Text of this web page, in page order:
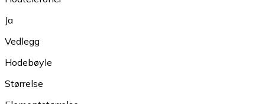
Ja
Vedlegg
Hodebøyle
Størrelse